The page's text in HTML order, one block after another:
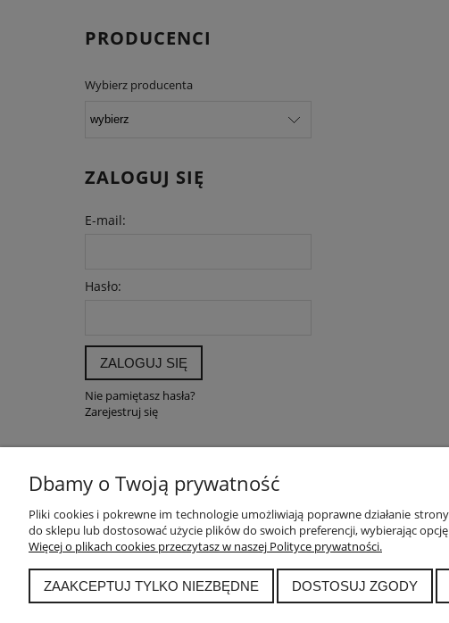
PRODUCENCI
Wybierz producenta
ZALOGUJ SIĘ
E-mail:
Hasło:
ZALOGUJ SIĘ
Nie pamiętasz hasła?
Zarejestruj się
POMOC
Zwroty i reklamacje
Pytania i odpowiedzi
Regulamin
MOJE KONTO
Twoje zamówienia
Ustawienia konta
Przechowalnia
Dbamy o Twoją prywatność
Pliki cookies i pokrewne im technologie umożliwiają poprawne działanie
do sklepu lub dostosować użycie plików do swoich preferencji, wybierając
Więcej o plikach cookies przeczytasz w naszej Polityce prywatności.
ZAAKCEPTUJ TYLKO NIEZBĘDNE DOSTOSUJ ZGODY